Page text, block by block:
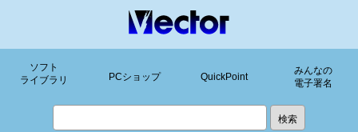
ソフト
ライブラリ
PCショップ QuickPoint
みんなの
電子署名